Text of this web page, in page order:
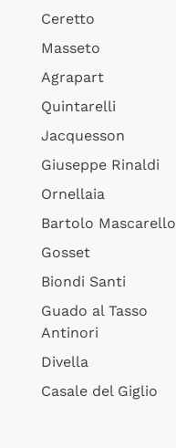
Ceretto
Masseto
Agrapart
Quintarelli
Jacquesson
Giuseppe Rinaldi
Ornellaia
Bartolo Mascarello
Gosset
Biondi Santi
Guado al Tasso
Antinori
Divella
Casale del Giglio